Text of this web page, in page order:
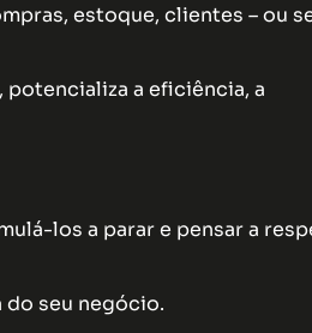
estoque, clientes – ou
a eficiência, a
los a parar e pensar a
do seu negócio.